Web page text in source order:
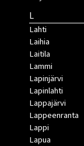
L
Lahti
Laihia
Laitila
Lammi
Lapinjärvi
Lapinlahti
Lappajärvi
Lappeenranta
Lappi
Lapua